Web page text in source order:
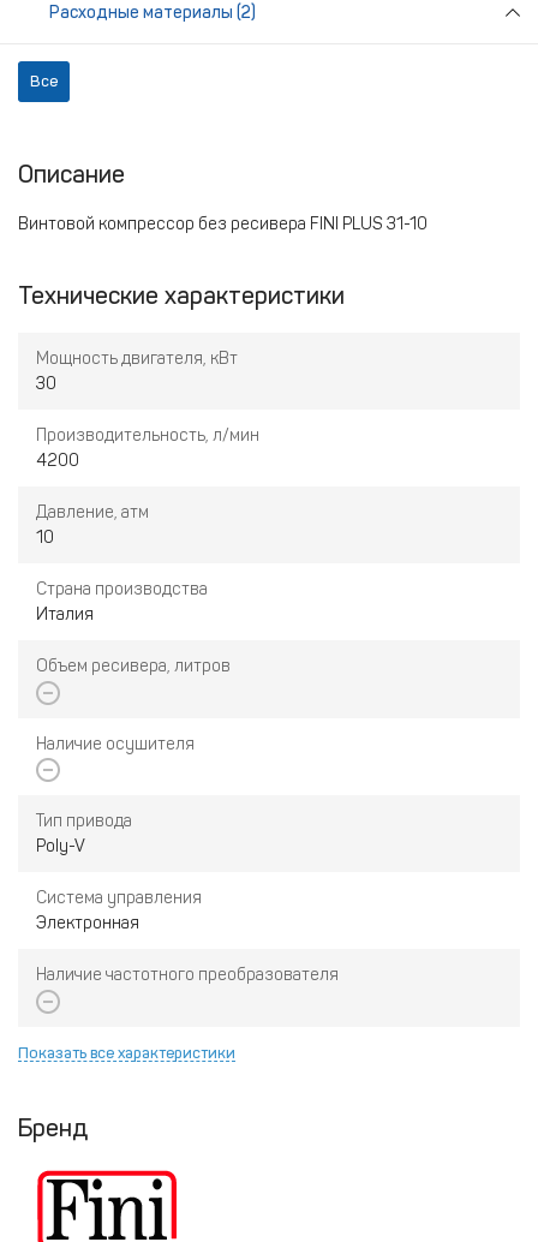
Расходные материалы (2)
Все
Описание
Винтовой компрессор без ресивера FINI PLUS 31-10
Технические характеристики
Мощность двигателя, кВт
30
Производительность, л/мин
4200
Давление, атм
10
Страна производства
Италия
Объем ресивера, литров
Наличие осушителя
Тип привода
Poly-V
Система управления
Электронная
Наличие частотного преобразователя
Показать все характеристики
Бренд